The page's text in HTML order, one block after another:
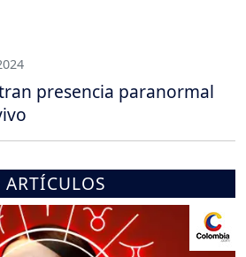
presencia paranormal
ARTÍCULOS